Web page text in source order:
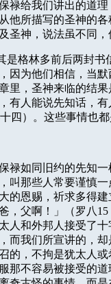
禄给我们讲出的道
他所描写的圣神的
圣神，说法虽不同
是格林多前后两封
因为他们相信，当
里，圣神来临的结
有人能说先知话，
十四）。这些事情也
禄如同旧约的先知
叫那些人常要谨慎
的恩赐，祈求多得
，父啊！」（罗八 15
人和外邦人接受了
而我们所宣讲的，
的，不拘是犹太人
那不容易被接受的